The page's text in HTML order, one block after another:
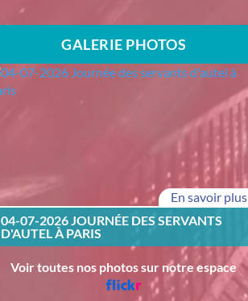
GALERIE PHOTOS
04-07-2026 JOURNÉE DES SERVANTS
D'AUTEL À PARIS
En savoir plus
Voir toutes nos photos sur notre espace